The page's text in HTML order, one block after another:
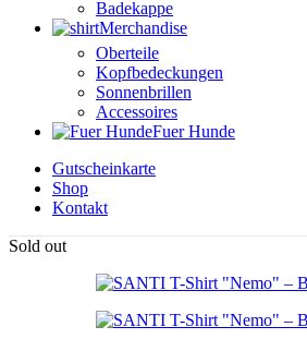
Badekappe
Merchandise
Oberteile
Kopfbedeckungen
Sonnenbrillen
Accessoires
Fuer Hunde
Gutscheinkarte
Shop
Kontakt
Sold out